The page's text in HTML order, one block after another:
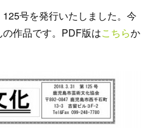
号を発行いたしました。今
作品です。PDF版はこちらか